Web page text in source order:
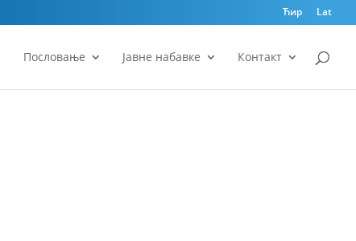
Ћир Lat
Пословање Јавне набавке Контакт